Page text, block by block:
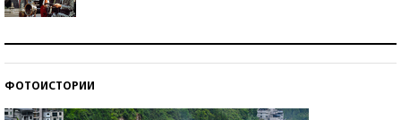
ФОТОИСТОРИИ